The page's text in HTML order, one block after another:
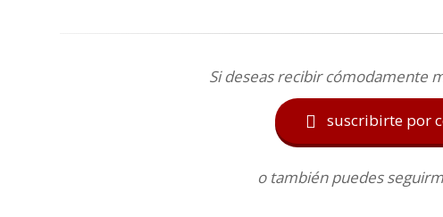
Si deseas recibir cómodamente
 suscribirte por
o también puedes